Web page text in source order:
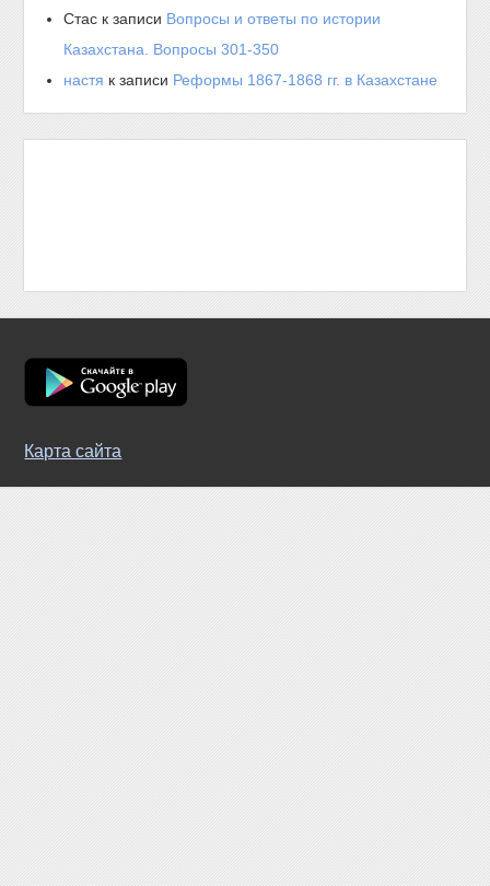
Стас к записи Вопросы и ответы по истории
Казахстана. Вопросы 301-350
настя к записи Реформы 1867-1868 гг. в Казахстане
Карта сайта